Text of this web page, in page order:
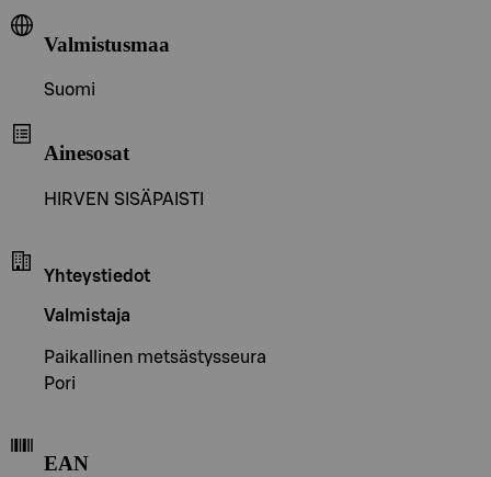
Valmistusmaa
Suomi
Ainesosat
HIRVEN SISÄPAISTI
Yhteystiedot
Valmistaja
Paikallinen metsästysseura
Pori
EAN